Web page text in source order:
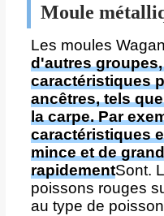
Moule
Les moules
d'autres
caractéristiques
ancêtres, tels
la carpe. Par
caractéristiques
mince et de
rapidementSont.
poissons rouges
au type de